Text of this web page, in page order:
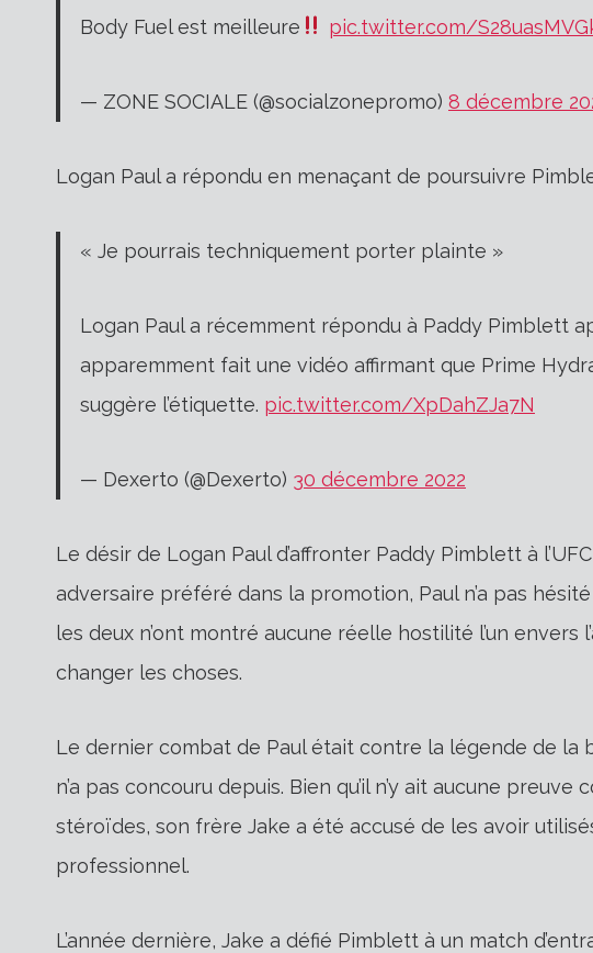
Body Fuel est meilleure
pic.twitter.com/
— ZONE SOCIALE (@socialzonepromo) 8 décembre
Logan Paul a répondu en menaçant de poursuivre
« Je pourrais techniquement porter plainte »
Logan Paul a récemment répondu à Paddy Pimblett
apparemment fait une vidéo affirmant que Prime
suggère l’étiquette. pic.twitter.com/XpDahZJa7N
— Dexerto (@Dexerto) 30 décembre 2022
Le désir de Logan Paul d’affronter Paddy Pimblett à
adversaire préféré dans la promotion, Paul n’a pas
les deux n’ont montré aucune réelle hostilité l’un
changer les choses.
Le dernier combat de Paul était contre la légende de la
n’a pas concouru depuis. Bien qu’il n’y ait aucune
stéroïdes, son frère Jake a été accusé de les avoir
professionnel.
L’année dernière, Jake a défié Pimblett à un match